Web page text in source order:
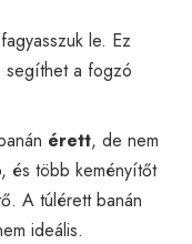
le. Ez
segíthet a fogzó
érett, de nem
és több keményítőt
A túlérett banán
ideális.